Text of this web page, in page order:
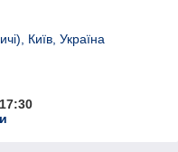
Київ, Україна